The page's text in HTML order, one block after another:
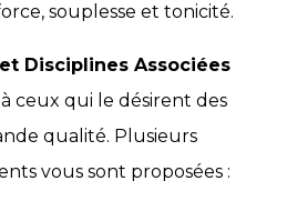
souplesse et tonicité.
Disciplines Associées
ceux qui le désirent des
qualité. Plusieurs
vous sont proposées :